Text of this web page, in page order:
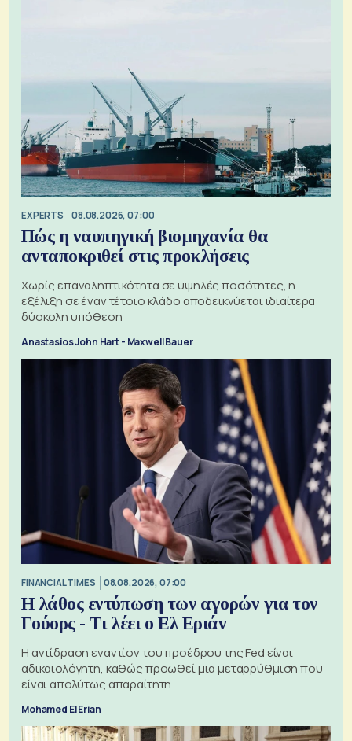
EXPERTS 08.08.2026, 07:00
Πώς η ναυπηγική βιομηχανία θα
ανταποκριθεί στις προκλήσεις
Χωρίς επαναληπτικότητα σε υψηλές ποσότητες, η
εξέλιξη σε έναν τέτοιο κλάδο αποδεικνύεται ιδιαίτερα
δύσκολη υπόθεση
Anastasios John Hart - Maxwell Bauer
FINANCIAL TIMES 08.08.2026, 07:00
Η λάθος εντύπωση των αγορών για τον
Γούορς - Τι λέει ο Ελ Εριάν
Η αντίδραση εναντίον του προέδρου της Fed είναι
αδικαιολόγητη, καθώς προωθεί μια μεταρρύθμιση που
είναι απολύτως απαραίτητη
Mohamed El Erian